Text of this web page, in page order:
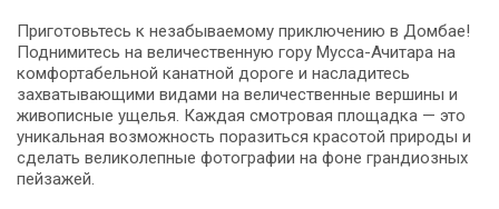
Приготовьтесь к незабываемому приключению в Домбае!
Поднимитесь на величественную гору Мусса-Ачитара на
комфортабельной канатной дороге и насладитесь
захватывающими видами на величественные вершины и
живописные ущелья. Каждая смотровая площадка — это
уникальная возможность поразиться красотой природы и
сделать великолепные фотографии на фоне грандиозных
пейзажей.